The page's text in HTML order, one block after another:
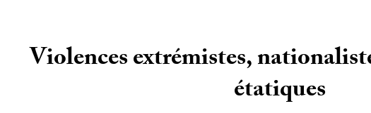
Violences extrémistes,
étatiques